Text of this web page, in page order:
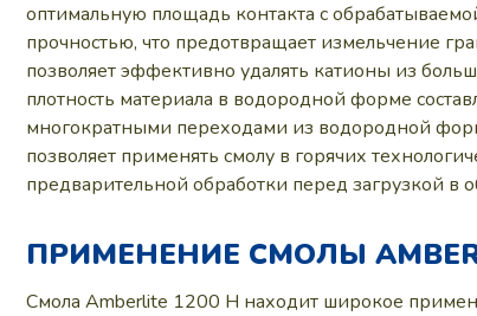
оптимальную площадь контакта с
прочностью, что предотвращает измельчение
позволяет эффективно удалять катионы из
плотность материала в водородной форме
многократными переходами из водородной
позволяет применять смолу в горячих
предварительной обработки перед загрузкой в
ПРИМЕНЕНИЕ СМОЛЫ
Смола Amberlite 1200 H находит широкое